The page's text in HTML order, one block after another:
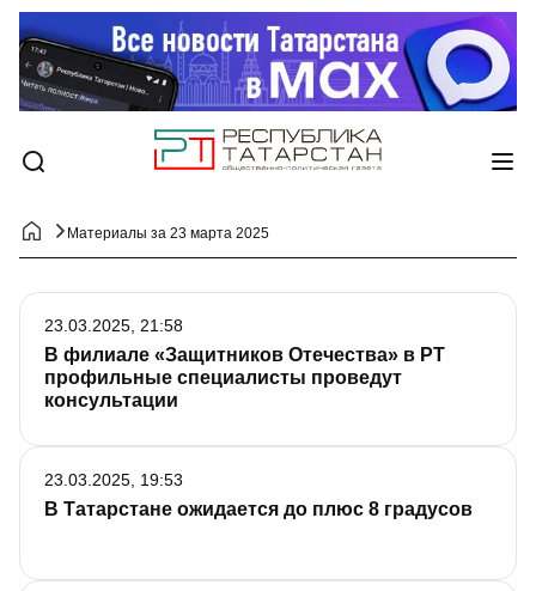
Материалы за 23 марта 2025
В филиале «Защитников Отечества» в РТ
профильные специалисты проведут
консультации
23.03.2025, 21:58
В Татарстане ожидается до плюс 8 градусов
23.03.2025, 19:53